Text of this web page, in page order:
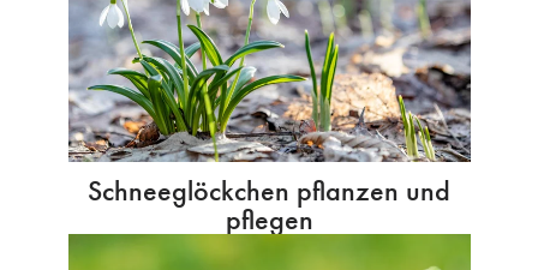
Schneeglöckchen pflanzen und
pflegen